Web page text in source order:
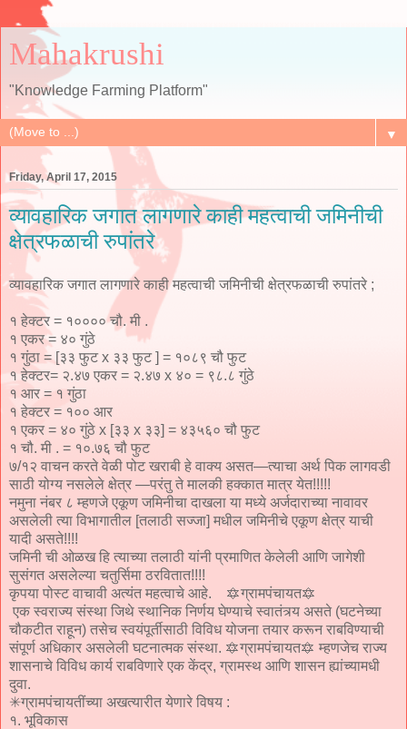
Mahakrushi
"Knowledge Farming Platform"
▼
Friday, April 17, 2015
व्यावहारिक जगात लागणारे काही महत्वाची जमिनीची
क्षेत्रफळाची रुपांतरे
व्यावहारिक जगात लागणारे काही महत्वाची जमिनीची क्षेत्रफळाची रुपांतरे ;
१ हेक्टर = १०००० चौ. मी .
१ एकर = ४० गुंठे
१ गुंठा = [३३ फुट x ३३ फुट ] = १०८९ चौ फुट
१ हेक्टर= २.४७ एकर = २.४७ x ४० = ९८.८ गुंठे
१ आर = १ गुंठा
१ हेक्टर = १०० आर
१ एकर = ४० गुंठे x [३३ x ३३] = ४३५६० चौ फुट
१ चौ. मी . = १०.७६ चौ फुट
७/१२ वाचन करते वेळी पोट खराबी हे वाक्य असत—त्याचा अर्थ पिक लागवडी
साठी योग्य नसलेले क्षेत्र —परंतु ते मालकी हक्कात मात्र येत!!!!!
नमुना नंबर ८ म्हणजे एकूण जमिनीचा दाखला या मध्ये अर्जदाराच्या नावावर
असलेली त्या विभागातील [तलाठी सज्जा] मधील जमिनीचे एकूण क्षेत्र याची
यादी असते!!!!
जमिनी ची ओळख हि त्याच्या तलाठी यांनी प्रमाणित केलेली आणि जागेशी
सुसंगत असलेल्या चतुर्सिमा ठरवितात!!!!
कृपया पोस्ट वाचावी अत्यंत महत्वाचे आहे. 🔯ग्रामपंचायत🔯
एक स्वराज्य संस्था जिथे स्थानिक निर्णय घेण्याचे स्वातंत्र्य असते (घटनेच्या
चौकटीत राहून) तसेच स्वयंपूर्तीसाठी विविध योजना तयार करून राबविण्याची
संपूर्ण अधिकार असलेली घटनात्मक संस्था. 🔯ग्रामपंचायत🔯 म्हणजेच राज्य
शासनाचे विविध कार्य राबविणारे एक केंद्र, ग्रामस्थ आणि शासन ह्यांच्यामधी
दुवा.
✳ग्रामपंचायतींच्या अखत्यारीत येणारे विषय :
१. भूविकास